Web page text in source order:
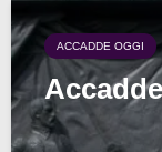
ACCADDE OGGI